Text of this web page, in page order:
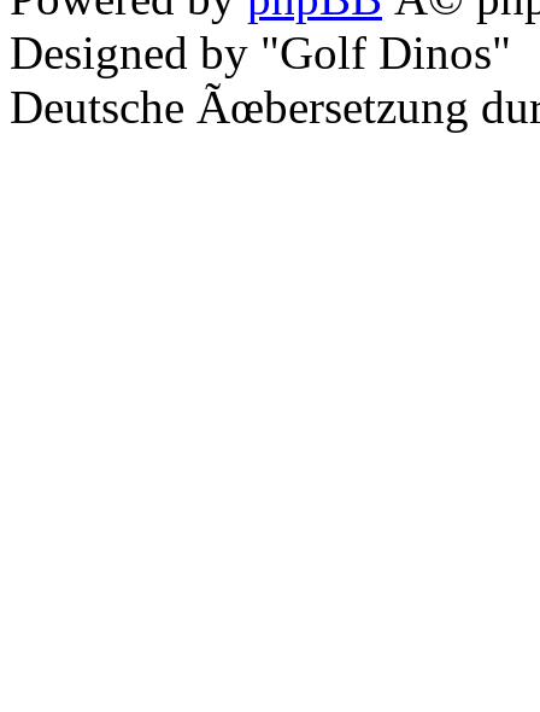
Designed by "Golf Dinos"
Deutsche Ãœbersetzung